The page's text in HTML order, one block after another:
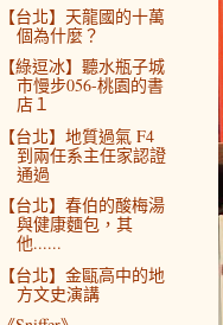
【台北】天龍國的十萬
個為什麼？
【綠逗冰】聽水瓶子城
市慢步056-桃園的書
店１
【台北】地質過氣 F4
到兩任系主任家認證
通過
【台北】春伯的酸梅湯
與健康麵包，其
他......
【台北】金甌高中的地
方文史演講